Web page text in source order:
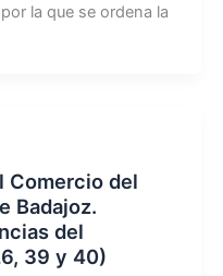
la que se ordena la
Comercio del
Badajoz.
del
39 y 40)